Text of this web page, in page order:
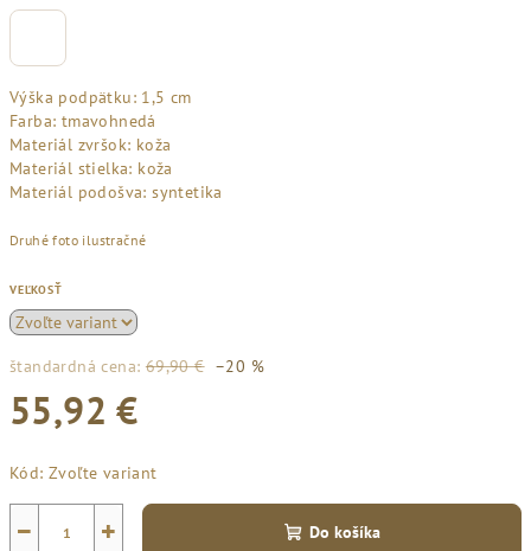
Výška podpätku: 1,5 cm
Farba: tmavohnedá
Materiál zvršok: koža
Materiál stielka: koža
Materiál podošva: syntetika
Druhé foto ilustračné
VEĽKOSŤ
štandardná cena: 69,90 € –20 %
55,92 €
cena:
Kód: Zvoľte variant
+
− Do košíka